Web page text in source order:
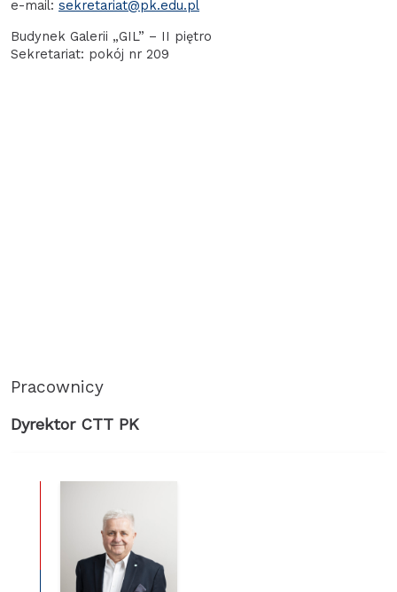
e-mail: sekretariat@pk.edu.pl
Budynek Galerii „GIL” – II piętro
Sekretariat: pokój nr 209
Pracownicy
Dyrektor CTT PK